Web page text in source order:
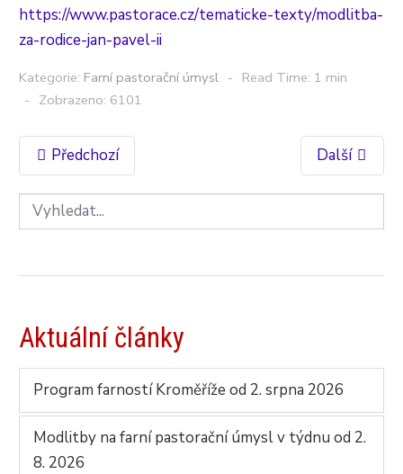
https://www.pastorace.cz/tematicke-texty/modlitba-
za-rodice-jan-pavel-ii
Kategorie: Farní pastorační úmysl
Read Time: 1 min
Zobrazeno: 6101
Předchozí Další
Aktuální články
Program farností Kroměříže od 2. srpna 2026
Modlitby na farní pastorační úmysl v týdnu od 2.
8. 2026